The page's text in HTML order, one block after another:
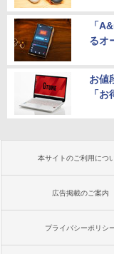
「
るオ
お値
「
本サイトのご利用につ
広告掲載のご案内
プライバシーポリシ